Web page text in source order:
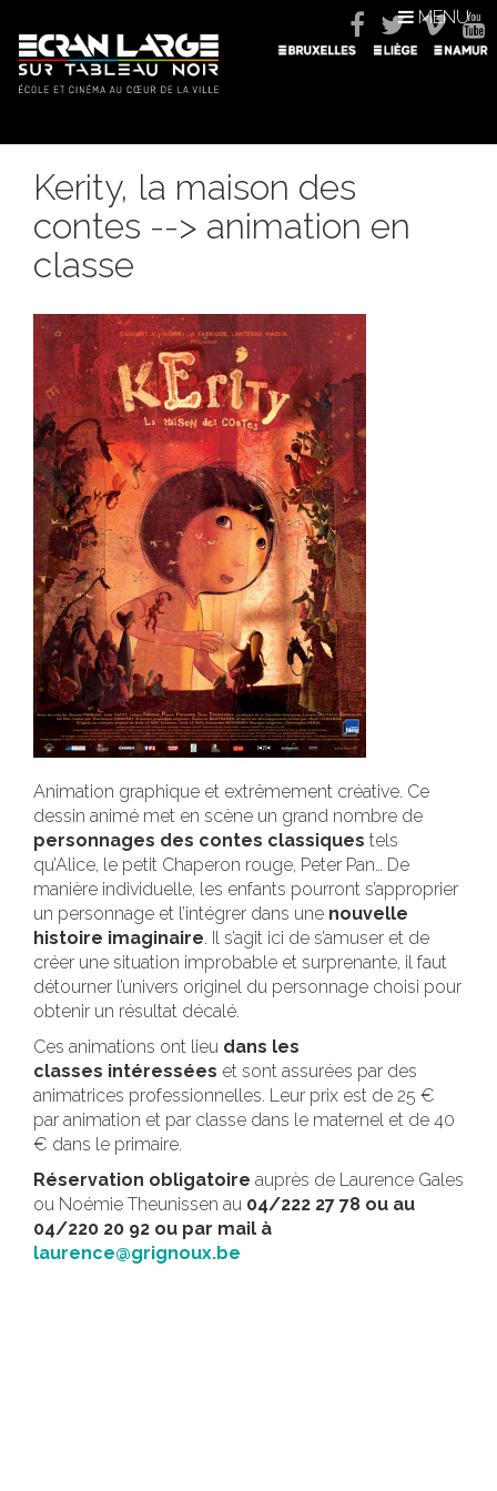
MENU
Kerity, la maison des
contes --> animation en
classe
Animation graphique et extrêmement créative. Ce
dessin animé met en scène un grand nombre de
personnages des contes classiques tels
qu’Alice, le petit Chaperon rouge, Peter Pan… De
manière individuelle, les enfants pourront s’approprier
un personnage et l’intégrer dans une nouvelle
histoire imaginaire. Il s’agit ici de s’amuser et de
créer une situation improbable et surprenante, il faut
détourner l’univers originel du personnage choisi pour
obtenir un résultat décalé.
Ces animations ont lieu dans les
classes intéressées et sont assurées par des
animatrices professionnelles. Leur prix est de 25 €
par animation et par classe dans le maternel et de 40
€ dans le primaire.
Réservation obligatoire auprès de Laurence Gales
ou Noémie Theunissen au 04/222 27 78 ou au
04/220 20 92 ou par mail à
laurence@grignoux.be